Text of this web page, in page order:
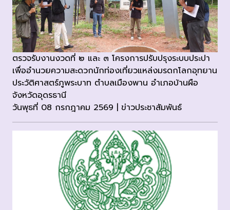
ตรวจรับงานงวดที่ ๒ และ ๓ โครงการปรับปรุงระบบประปา
เพื่ออำนวยความสะดวกนักท่องเที่ยวแหล่งมรดกโลกอุทยาน
ประวัติศาสตร์ภูพระบาท ตำบลเมืองพาน อำเภอบ้านผือ
จังหวัดอุดรธานี
วันพุธที่ 08 กรกฎาคม 2569 | ข่าวประชาสัมพันธ์